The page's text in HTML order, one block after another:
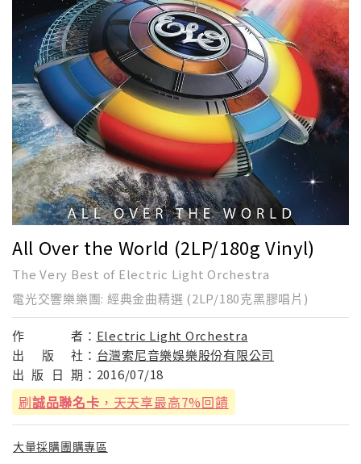
All Over the World (2LP/180g Vinyl)
The Very Best of Electric Light Orchestra
電光交響樂樂團: 經典金曲精選 (2LP/180克黑膠唱片)
作 者： Electric Light Orchestra
出
版 社： 台灣索尼音樂娛樂股份有限公司
出 版 日 期： 2016/07/18
刷誠品聯名卡 ，天天享最高7%回饋
大量採購團購專區